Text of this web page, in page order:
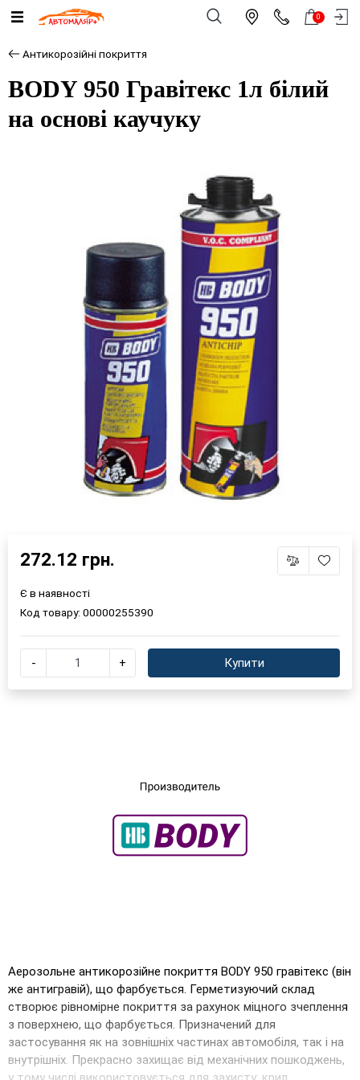
0
Антикорозійні покриття
BODY 950 Гравітекс 1л білий
на основі каучуку
UA RU
Аерозольне антикорозійне покриття BODY 950 гравітекс (він
же антигравій), що фарбується. Герметизуючий склад
створює рівномірне покриття за рахунок міцного зчеплення
з поверхнею, що фарбується. Призначений для
застосування як на зовнішніх частинах автомобіля, так і на
внутрішніх. Прекрасно захищає від механічних пошкоджень,
272.12 грн.
Є в наявності
Код товару: 00000255390
- + Купити